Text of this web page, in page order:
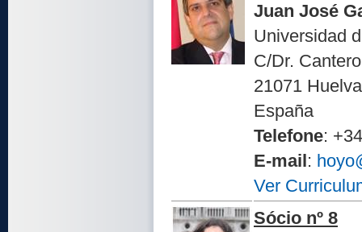
Juan José
Universidad
C/Dr.
21071 Huelva
España
Telefone:
E-mail:
Ver
Sócio nº 8